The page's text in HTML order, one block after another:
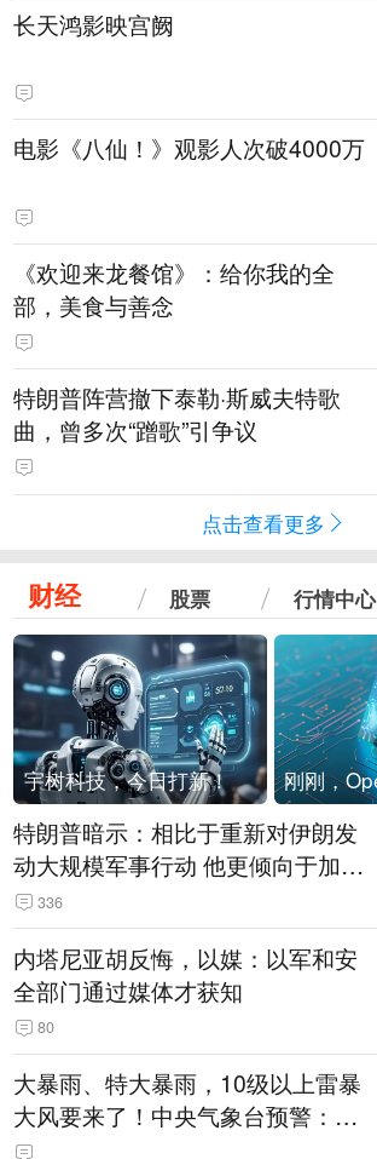
长天鸿影映宫阙
电影《八仙！》观影人次破4000万
《欢迎来龙餐馆》：给你我的全
部，美食与善念
特朗普阵营撤下泰勒·斯威夫特歌
曲，曾多次“蹭歌”引争议
点击查看更多
财经 股票 行情中心
宇树科技，今日打新！
特朗普暗示：相比于重新对伊朗发
动大规模军事行动 他更倾向于加大
经济施压
336
内塔尼亚胡反悔，以媒：以军和安
全部门通过媒体才获知
80
大暴雨、特大暴雨，10级以上雷暴
大风要来了！中央气象台预警：今
天到明天，浙江、安徽有特大暴雨